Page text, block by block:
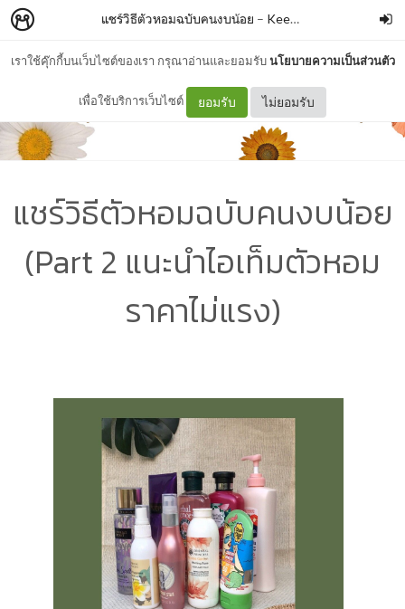
เราใช้คุ๊กกี้บนเว็บไซต์ของเรา กรุณาอ่านและยอมรับนโยบายความเป็นส่วนตัว
เพื่อใช้บริการเว็บไซต์ ยอมรับ ไม่ยอมรับ
แชร์วิธีตัวหอมฉบับคนงบน้อย – Keem Wah
แชร์วิธีตัวหอมฉบับคนงบน้อย
(Part 2 แนะนำไอเท็มตัวหอม
ราคาไม่แรง)